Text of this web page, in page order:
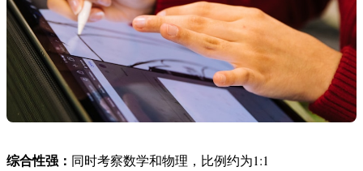
综合性强： 同时考察数学和物理，比例约为1:1